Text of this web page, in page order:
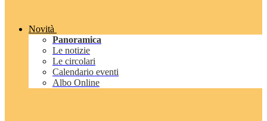
Novità
Panoramica
Le notizie
Le circolari
Calendario eventi
Albo Online